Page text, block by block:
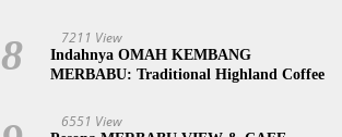
8 7211 View
Indahnya OMAH KEMBANG
MERBABU: Traditional Highland Coffee
6551 View